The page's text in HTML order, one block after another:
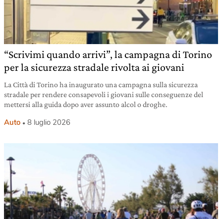
“Scrivimi quando arrivi”, la campagna di Torino
per la sicurezza stradale rivolta ai giovani
La Città di Torino ha inaugurato una campagna sulla sicurezza
stradale per rendere consapevoli i giovani sulle conseguenze del
mettersi alla guida dopo aver assunto alcol o droghe.
Auto 8 luglio 2026